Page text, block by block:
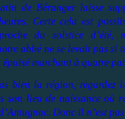
de Béranger laisse
Certe cela est
du solstice d’été,
abbé ne se levait pas si
marchant à quatre
bien la région, regardez
son lieu de naissance où
Donc il n’est